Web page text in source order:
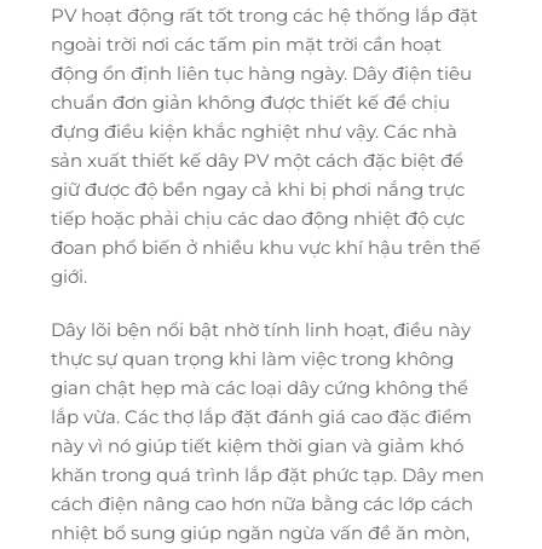
PV hoạt động rất tốt trong các hệ thống lắp đặt
ngoài trời nơi các tấm pin mặt trời cần hoạt
động ổn định liên tục hàng ngày. Dây điện tiêu
chuẩn đơn giản không được thiết kế để chịu
đựng điều kiện khắc nghiệt như vậy. Các nhà
sản xuất thiết kế dây PV một cách đặc biệt để
giữ được độ bền ngay cả khi bị phơi nắng trực
tiếp hoặc phải chịu các dao động nhiệt độ cực
đoan phổ biến ở nhiều khu vực khí hậu trên thế
giới.
Dây lõi bện nổi bật nhờ tính linh hoạt, điều này
thực sự quan trọng khi làm việc trong không
gian chật hẹp mà các loại dây cứng không thể
lắp vừa. Các thợ lắp đặt đánh giá cao đặc điểm
này vì nó giúp tiết kiệm thời gian và giảm khó
khăn trong quá trình lắp đặt phức tạp. Dây men
cách điện nâng cao hơn nữa bằng các lớp cách
nhiệt bổ sung giúp ngăn ngừa vấn đề ăn mòn,